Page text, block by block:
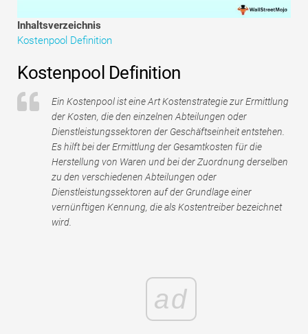
Vollständige Form
Risikomanagement-Tutorials
Inhaltsverzeichnis
Kostenpool Definition
Kostenpool Definition
Ein Kostenpool ist eine Art Kostenstrategie zur Ermittlung
der Kosten, die den einzelnen Abteilungen oder
Dienstleistungssektoren der Geschäftseinheit entstehen.
Es hilft bei der Ermittlung der Gesamtkosten für die
Herstellung von Waren und bei der Zuordnung derselben
zu den verschiedenen Abteilungen oder
Dienstleistungssektoren auf der Grundlage einer
vernünftigen Kennung, die als Kostentreiber bezeichnet
wird.
ad